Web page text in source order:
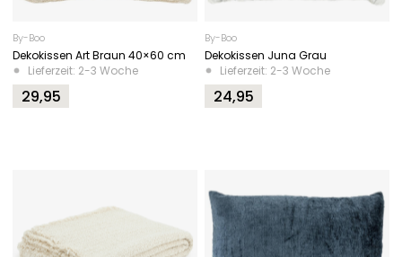
By-Boo
Dekokissen Art Braun 40×60 cm
Lieferzeit: 2-3 Woche
29,95
By-Boo
Dekokissen Juna Grau
Lieferzeit: 2-3 Woche
24,95